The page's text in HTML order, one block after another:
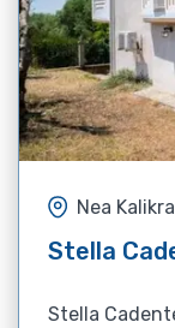
Nea
Stella
Stella